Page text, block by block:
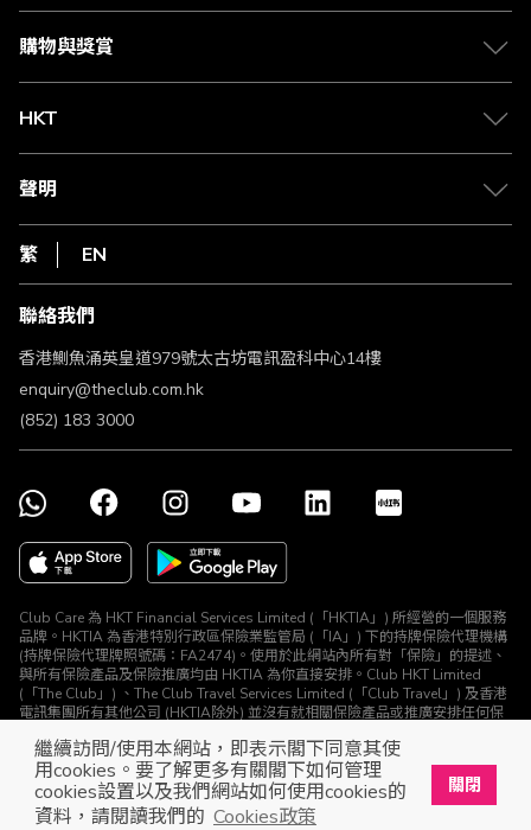
繼續訪問/使用本網站，即表示閣下同意其使
用cookies。要了解更多有關閣下如何管理
cookies設置以及我們網站如何使用cookies的
資料，請閱讀我們的 Cookies政策
關閉
媒體中心
會籍及專屬禮遇
賺取積分
購物與獎賞
物流與配送
Club Shopping 商品領取站
常見問題
HKT
csl.
1010
HKT
聲明
私隱聲明
使用條款
條款及細則
不歧視及不騷擾聲明
認可牌照及通告
繁 EN
聯絡我們
香港鰂魚涌英皇道979號太古坊電訊盈科中心14樓
enquiry@theclub.com.hk
(852) 183 3000
Club Care 為 HKT Financial Services Limited (「HKTIA」) 所經營的一個服務
品牌。HKTIA 為香港特別行政區保險業監管局 (「IA」) 下的持牌保險代理機構
(持牌保險代理牌照號碼：FA2474)。使用於此網站內所有對「保險」的提述、
與所有保險產品及保險推廣均由 HKTIA 為你直接安排。Club HKT Limited
(「The Club」) 、The Club Travel Services Limited (「Club Travel」) 及香港
電訊集團所有其他公司 (HKTIA除外) 並沒有就相關保險產品或推廣安排任何保
© The Club 2026. 保留所有權利
立即下載The Club手機app
展開屬於你的獎賞之旅
開啟